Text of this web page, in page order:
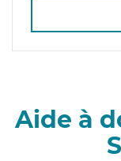
Aide à